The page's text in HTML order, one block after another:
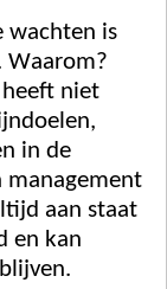
wachten is
Waarom?
niet
in de
management
aan staat
en kan